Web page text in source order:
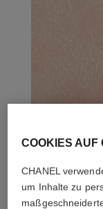
COOKIES AUF
CHANEL
um Inhalte zu